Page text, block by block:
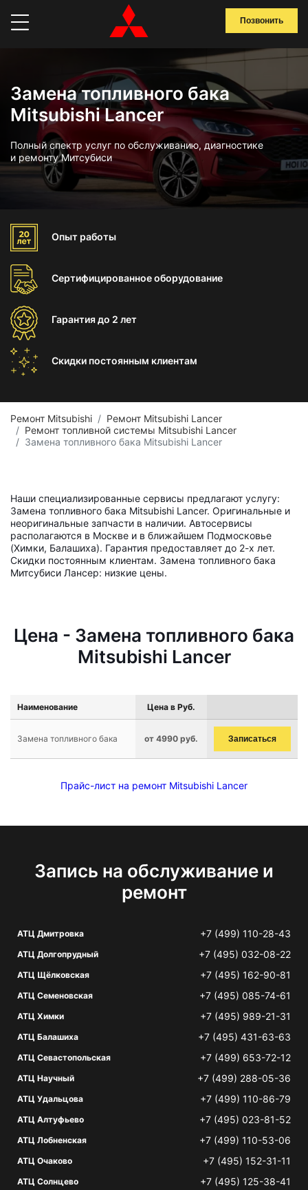
Позвонить
Замена топливного бака
Mitsubishi Lancer
Полный спектр услуг по обслуживанию, диагностике
и ремонту Митсубиси
Опыт работы
Сертифицированноеоборудование
Гарантиядо 2 лет
Скидки постоянным клиентам
Ремонт Mitsubishi
Ремонт Mitsubishi Lancer
Ремонт топливной системы Mitsubishi Lancer
Замена топливного бака Mitsubishi Lancer
Наши специализированные сервисы предлагают услугу:
Замена топливного бака Mitsubishi Lancer. Оригинальные и
неоригинальные запчасти в наличии. Автосервисы
располагаются в Москве и в ближайшем Подмосковье
(Химки, Балашиха). Гарантия предоставляет до 2-х лет.
Скидки постоянным клиентам. Замена топливного бака
Митсубиси Лансер: низкие цены.
Цена - Замена топливного бака
Mitsubishi Lancer
Наименование Цена в Руб.
Замена топливного бака от 4990 руб. Записаться
Прайс-лист на ремонт Mitsubishi Lancer
Запись на обслуживание и
ремонт
АТЦ Дмитровка +7 (499) 110-28-43
АТЦ Долгопрудный +7 (495) 032-08-22
АТЦ Щёлковская +7 (495) 162-90-81
АТЦ Семеновская +7 (495) 085-74-61
АТЦ Химки +7 (495) 989-21-31
АТЦ Балашиха +7 (495) 431-63-63
АТЦ Севастопольская +7 (499) 653-72-12
АТЦ Научный +7 (499) 288-05-36
АТЦ Удальцова +7 (499) 110-86-79
АТЦ Алтуфьево +7 (495) 023-81-52
АТЦ Лобненская +7 (499) 110-53-06
АТЦ Очаково +7 (495) 152-31-11
АТЦ Солнцево +7 (495) 125-38-41